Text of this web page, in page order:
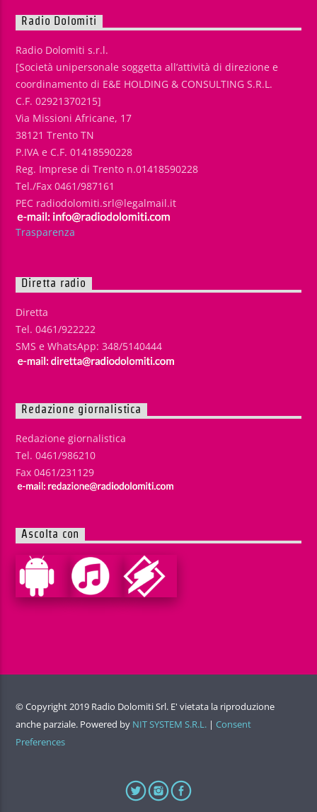
Radio Dolomiti
Radio Dolomiti s.r.l.
[Società unipersonale soggetta all’attività di direzione e
coordinamento di E&E HOLDING & CONSULTING S.R.L.
C.F. 02921370215]
Via Missioni Africane, 17
38121 Trento TN
P.IVA e C.F. 01418590228
Reg. Imprese di Trento n.01418590228
Tel./Fax 0461/987161
PEC radiodolomiti.srl@legalmail.it
Trasparenza
Diretta radio
Diretta
Tel. 0461/922222
SMS e WhatsApp: 348/5140444
Redazione giornalistica
Redazione giornalistica
Tel. 0461/986210
Fax 0461/231129
Ascolta con
© Copyright 2019 Radio Dolomiti Srl. E' vietata la riproduzione
anche parziale. Powered by NIT SYSTEM S.R.L. | Consent
Preferences